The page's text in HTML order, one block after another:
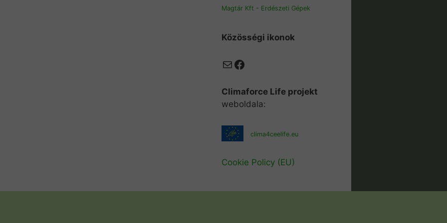
Magtár Kft - Erdészeti Gépek
Közösségi ikonok
MailFacebook
Climaforce Life projekt
weboldala:
clima4ceelife.eu
Cookie Policy (EU)